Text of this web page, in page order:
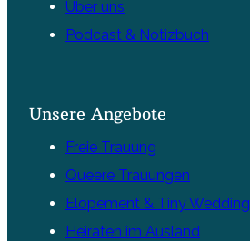
Über uns
Podcast & Notizbuch
Unsere Angebote
Freie Trauung
Queere Trauungen
Elopement & Tiny Wedding
Heiraten im Ausland